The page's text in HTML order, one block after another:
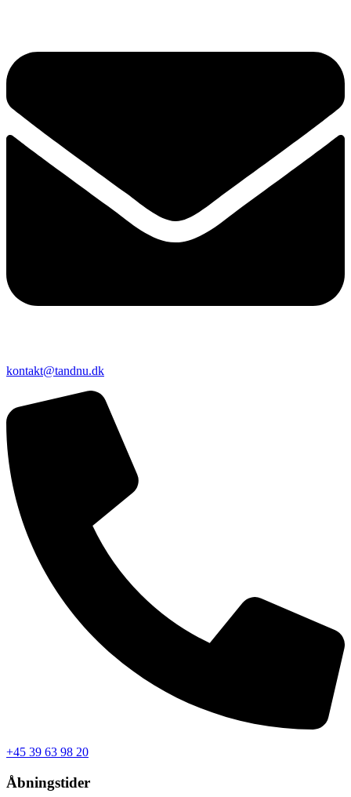
kontakt@tandnu.dk
+45 39 63 98 20
Åbningstider